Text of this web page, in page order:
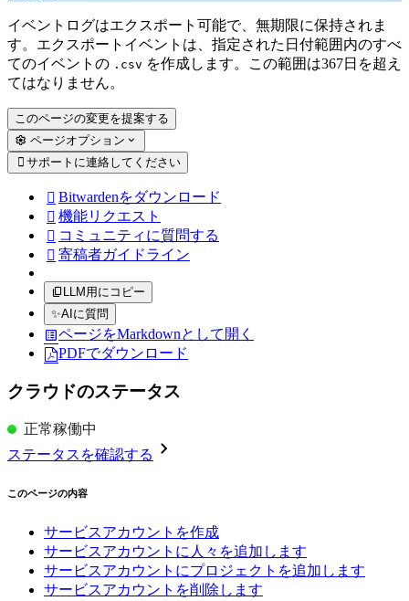
イベントログはエクスポート可能で、無期限に保持されま
す。エクスポートイベントは、指定された日付範囲内のすべ
てのイベントの .csv を作成します。この範囲は367日を超え
てはなりません。
このページの変更を提案する
ページオプション
 サポートに連絡してください
 Bitwardenをダウンロード
 機能リクエスト
 コミュニティに質問する
 寄稿者ガイドライン
LLM用にコピー
✨AIに質問
ページをMarkdownとして開く
PDFでダウンロード
クラウドのステータス
正常稼働中
ステータスを確認する
このページの内容
サービスアカウントを作成
サービスアカウントに人々を追加します
サービスアカウントにプロジェクトを追加します
サービスアカウントを削除します